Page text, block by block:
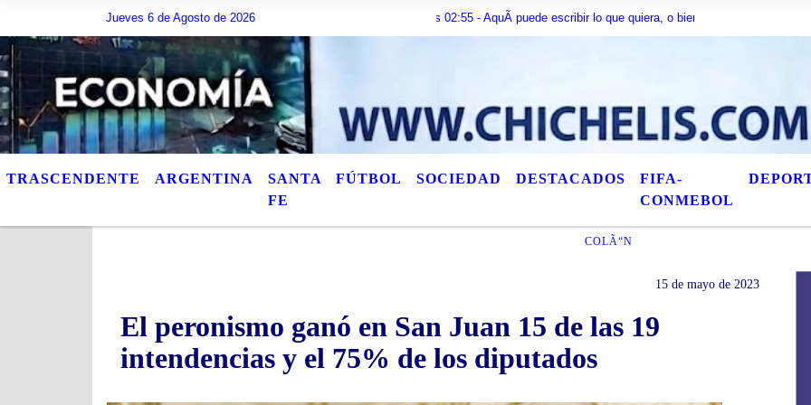
Jueves 6 de Agosto de 2026
Hoy es Jueves 6 de Agosto de 2026 y son las 02:55 - AquÃ­ puede escribir lo que quiera, o bien puede mostrar los
TRASCENDENTE ARGENTINA
SANTA
FE
FÚTBOL SOCIEDAD DESTACADOS
FIFA-
CONMEBOL
COLÃ“N
15 de mayo de 2023
El peronismo ganó en San Juan 15 de las 19
intendencias y el 75% de los diputados